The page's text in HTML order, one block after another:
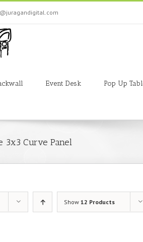
Event Desk Pop Up
3x3 Curve Panel
Show 12 Products